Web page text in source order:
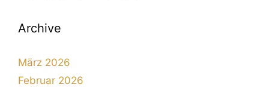
Archive
März 2026
Februar 2026